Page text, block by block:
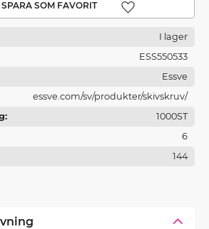
Lägg till i favoriter
I lager
ESS550533
Essve
essve.com/sv/produkter/skivskruv/
1000ST
6
144